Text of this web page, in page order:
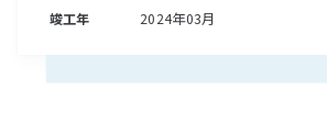
竣工年
2024年03月